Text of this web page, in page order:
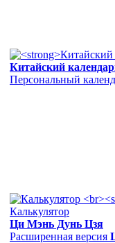
Китайский
Персональный
Калькулятор
Ци Мэнь Дунь Цзя
Расширенная версия